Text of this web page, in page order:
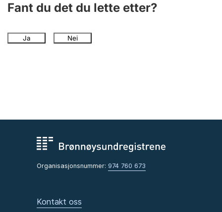
Fant du det du lette etter?
Ja Nei
Organisasjonsnummer: 974 760 673
Kontakt oss